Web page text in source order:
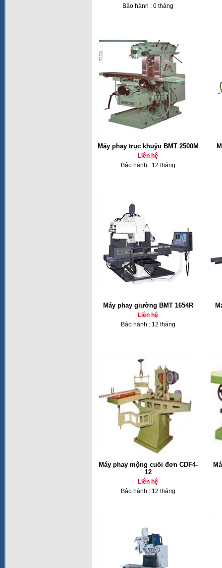
Bảo hành : 0 tháng
Máy phay trục khuỷu BMT 2500M
Liên hệ
Bảo hành : 12 tháng
Máy phay giường BMT 1654R
Liên hệ
Bảo hành : 12 tháng
Máy phay mộng cuối đơn CDF4-
12
Liên hệ
Bảo hành : 12 tháng